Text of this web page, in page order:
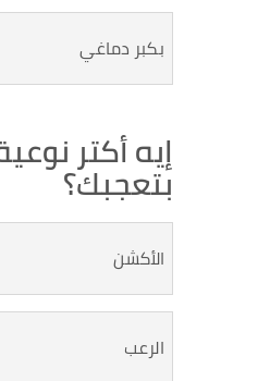
بكبر دماغي
إيه أكتر
بتعجبك؟
الأكشن
الرعب